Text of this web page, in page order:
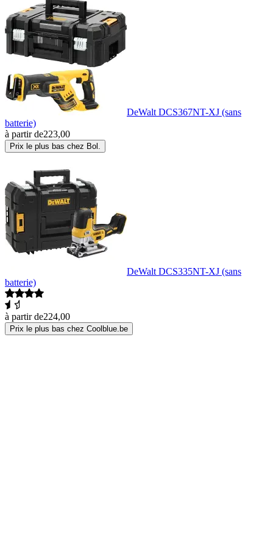
DeWalt DCS367NT-XJ (sans
batterie)
à partir de223,00
Prix le plus bas chez Bol.
DeWalt DCS335NT-XJ (sans
batterie)
à partir de224,00
Prix le plus bas chez Coolblue.be